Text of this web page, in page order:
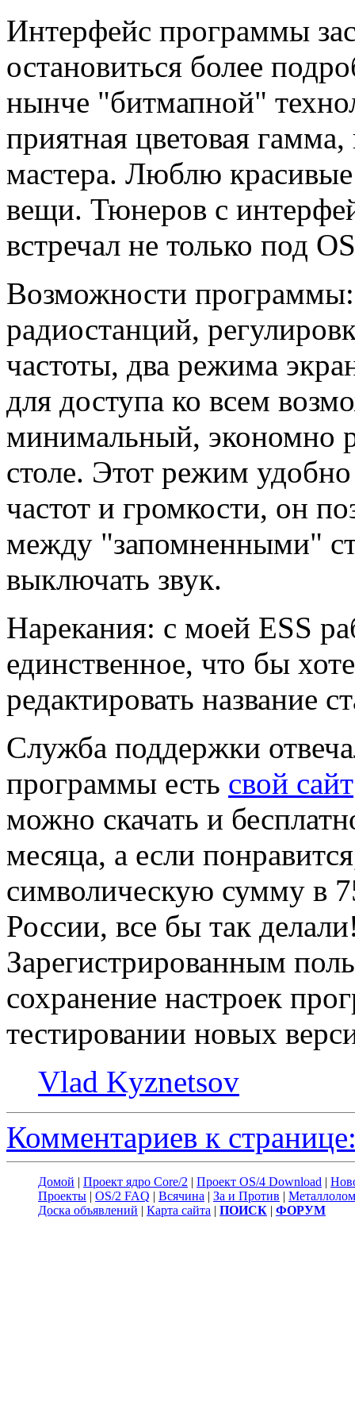
Интерфейс программы
остановиться более
нынче "битмапной"
приятная цветовая
мастера. Люблю
вещи. Тюнеров с
встречал не только под
Возможности
радиостанций,
частоты, два режима
для доступа ко всем
минимальный, экономно
столе. Этот режим
частот и громкости, он
между "запомненными"
выключать звук.
Нарекания: с моей ESS
единственное, что бы
редактировать название
Служба поддержки
программы есть свой сайт
можно скачать и
месяца, а если
символическую сумму в
России, все бы так
Зарегистрированным
сохранение настроек
тестировании новых
Vlad Kyznetsov
Комментариев к
Домой | Проект ядро Core/2 | Проект OS/4 Download |
Проекты | OS/2 FAQ | Всячина | За и Против | Металлолом
Доска объявлений | Карта сайта | ПОИСК | ФОРУМ